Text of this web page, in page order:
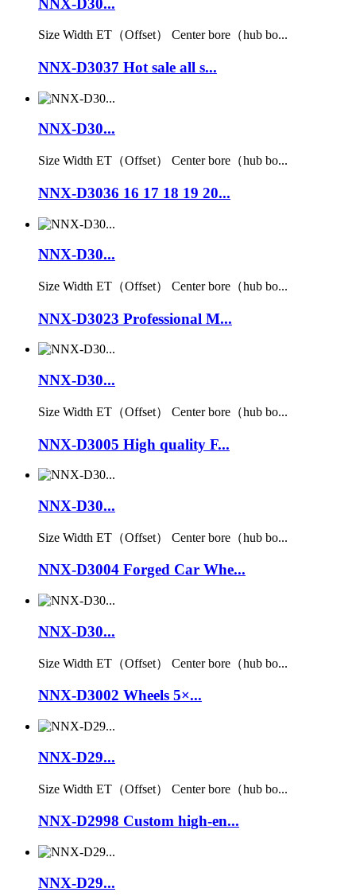
Size Width ET（Offset） Center bore（hub bo...
NNX-D3037 Hot sale all s...
NNX-D30...
Size Width ET（Offset） Center bore（hub bo...
NNX-D3036 16 17 18 19 20...
NNX-D30...
Size Width ET（Offset） Center bore（hub bo...
NNX-D3023 Professional M...
NNX-D30...
Size Width ET（Offset） Center bore（hub bo...
NNX-D3005 High quality F...
NNX-D30...
Size Width ET（Offset） Center bore（hub bo...
NNX-D3004 Forged Car Whe...
NNX-D30...
Size Width ET（Offset） Center bore（hub bo...
NNX-D3002 Wheels 5×...
NNX-D29...
Size Width ET（Offset） Center bore（hub bo...
NNX-D2998 Custom high-en...
NNX-D29...